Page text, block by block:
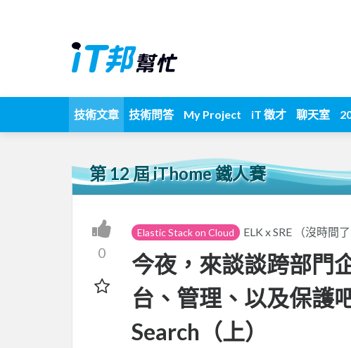
技術文章 技術問答 My Project iT 徵才 聊天室
第 12 屆 iThome 鐵人賽
0
Elastic Stack on Cloud ELK x SRE （沒時間
今夜，來談談跨部門
台、管理、以及保護
Search（上）